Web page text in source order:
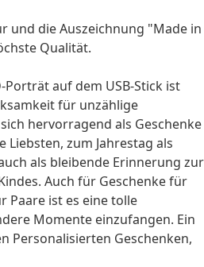
und die Auszeichnung "Made in
Qualität.
auf dem USB-Stick ist
für unzählige
hervorragend als Geschenke
Liebsten, zum Jahrestag als
als bleibende Erinnerung zur
Auch für Geschenke für
Paare ist es eine tolle
Momente einzufangen. Ein
Personalisierten Geschenken,